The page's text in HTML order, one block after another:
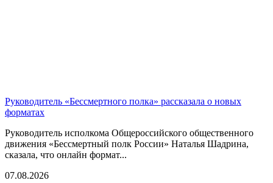
Руководитель «Бессмертного полка» рассказала о новых
форматах
Руководитель исполкома Общероссийского общественного
движения «Бессмертный полк России» Наталья Шадрина,
сказала, что онлайн формат...
07.08.2026